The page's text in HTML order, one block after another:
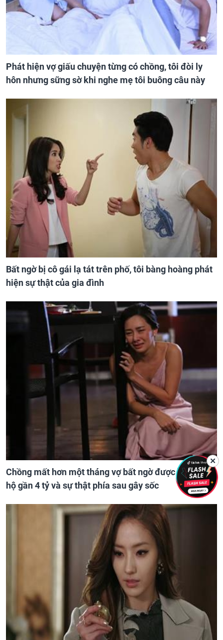
Phát hiện vợ giấu chuyện từng có chồng, tôi đòi ly
hôn nhưng sững sờ khi nghe mẹ tôi buông câu này
Bất ngờ bị cô gái lạ tát trên phố, tôi bàng hoàng phát
hiện sự thật của gia đình
Chồng mất hơn một tháng vợ bất ngờ được 'nhận' căn
hộ gần 4 tỷ và sự thật phía sau gây sốc
✕